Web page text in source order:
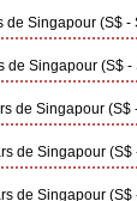
de Singapour (S$ -
de Singapour (S$ -
de Singapour (S$
de Singapour (S$
de Singapour (S$